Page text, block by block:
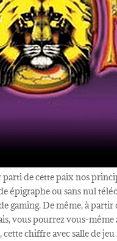
de cette paix nos
épigraphe ou sans nul
gaming. De même, à partir
vous pourrez vous-
chiffre avec salle de jeu